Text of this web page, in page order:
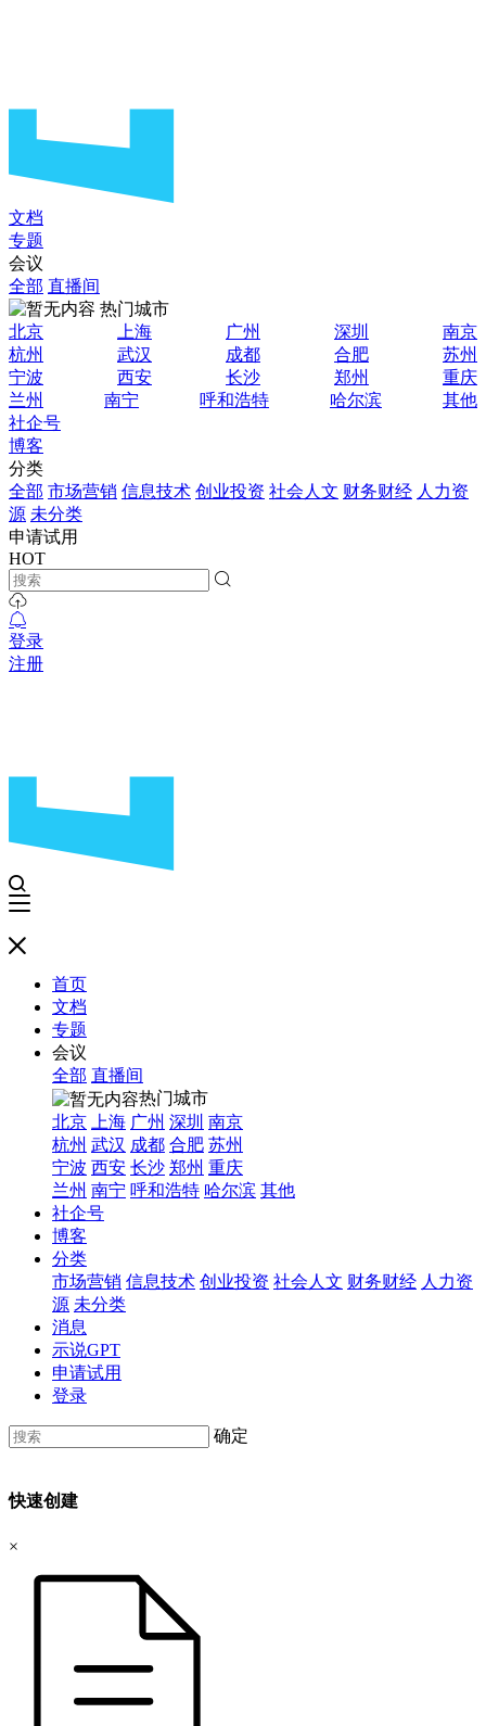
文档
专题
会议
全部 直播间
热门城市
北京
上海 广州 深圳
南京
杭州
武汉 成都 合肥
苏州
宁波
西安 长沙 郑州
重庆
兰州
南宁 呼和浩特 哈尔滨
其他
社企号
博客
分类
全部 市场营销 信息技术 创业投资 社会人文 财务财经 人力资
源 未分类
申请试用
HOT
登录
注册
首页
文档
专题
会议
全部 直播间
热门城市
北京
上海 广州 深圳 南京
杭州 武汉 成都 合肥 苏州
宁波 西安 长沙 郑州 重庆
兰州 南宁 呼和浩特 哈尔滨 其他
社企号
博客
分类
市场营销 信息技术 创业投资 社会人文 财务财经 人力资
源 未分类
消息
示说GPT
申请试用
登录
确定
快速创建
×